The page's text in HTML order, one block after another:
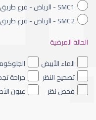
ضعف نظر
SMC1 - الرياض - فرع طريق الملك فهد
SMC2 - الرياض - فرع طريق الملك عبدالله
الحالة المرضية
الماء الأبيض
تصحيح النظر
جراحة
فحص نظر
عيون